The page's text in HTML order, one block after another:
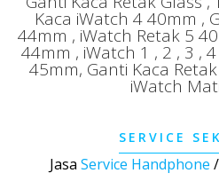
Kaca iWatch 4 40mm ,
44mm , iWatch Retak 5
44mm , iWatch 1 , 2 , 3 ,
45mm, Ganti Kaca
iWatch
SERVICE
Jasa Service Handphone